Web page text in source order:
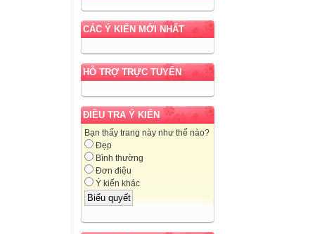
CÁC Ý KIẾN MỚI NHẤT
HỖ TRỢ TRỰC TUYẾN
ĐIỀU TRA Ý KIẾN
Bạn thấy trang này như thế nào?
Đẹp
Bình thường
Đơn điệu
Ý kiến khác